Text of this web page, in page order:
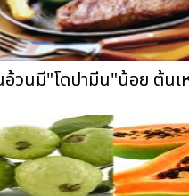
วนมี"โดปามีน"น้อย ต้นเ